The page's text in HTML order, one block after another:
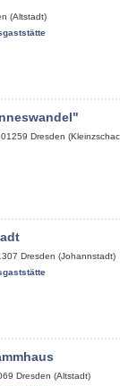
(Altstadt)
01259 Dresden
Dresden (Johannstadt)
Dresden (Altstadt)